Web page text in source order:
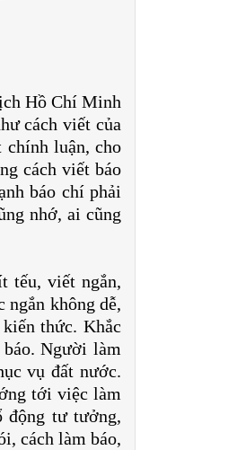
Hồ Chí Minh
cách viết của
luận, cho
cách viết báo
báo chí phải
nhớ, ai cũng
tếu, viết ngắn,
ngắn không dễ,
thức. Khắc
Người làm
vụ đất nước.
tới việc làm
động tư tưởng,
cách làm báo,